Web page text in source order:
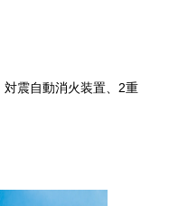
震自動消火装置、2重